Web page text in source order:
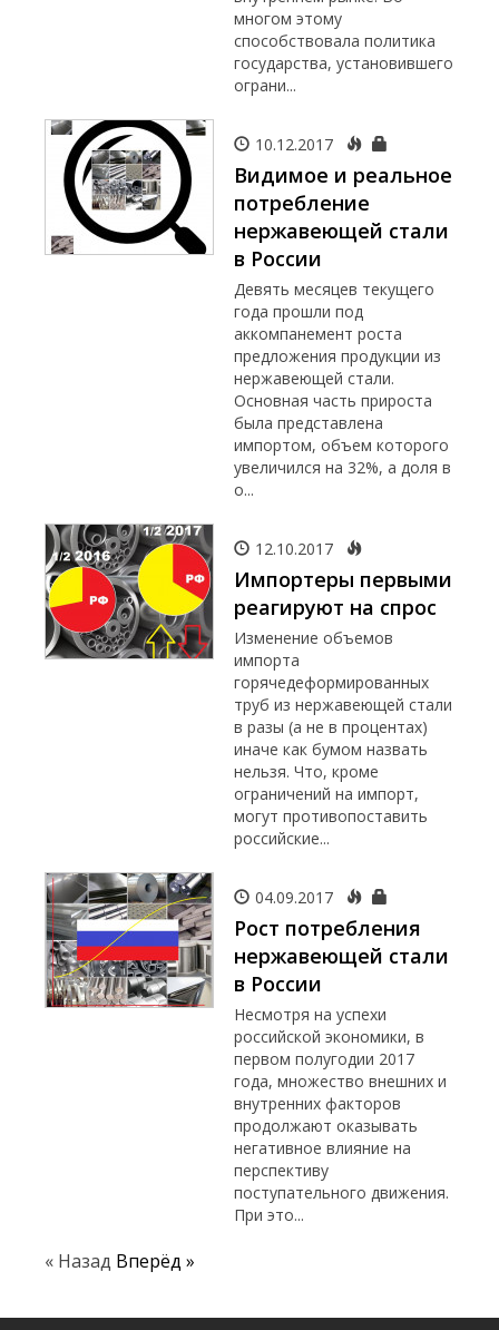
многом этому
способствовала политика
государства, установившего
ограни...
10.12.2017
Видимое и реальное
потребление
нержавеющей стали
в России
Девять месяцев текущего
года прошли под
аккомпанемент роста
предложения продукции из
нержавеющей стали.
Основная часть прироста
была представлена
импортом, объем которого
увеличился на 32%, а доля в
о...
12.10.2017
Импортеры первыми
реагируют на спрос
Изменение объемов
импорта
горячедеформированных
труб из нержавеющей стали
в разы (а не в процентах)
иначе как бумом назвать
нельзя. Что, кроме
ограничений на импорт,
могут противопоставить
российские...
04.09.2017
Рост потребления
нержавеющей стали
в России
Несмотря на успехи
российской экономики, в
первом полугодии 2017
года, множество внешних и
внутренних факторов
продолжают оказывать
негативное влияние на
перспективу
поступательного движения.
При это...
« Назад Вперёд »